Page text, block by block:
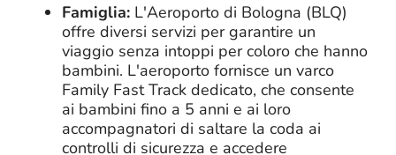
Famiglia: L'Aeroporto di Bologna (BLQ)
offre diversi servizi per garantire un
viaggio senza intoppi per coloro che hanno
bambini. L'aeroporto fornisce un varco
Family Fast Track dedicato, che consente
ai bambini fino a 5 anni e ai loro
accompagnatori di saltare la coda ai
controlli di sicurezza e accedere